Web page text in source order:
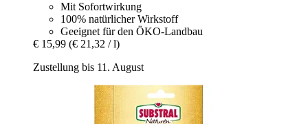
Mit Sofortwirkung
100% natürlicher Wirkstoff
Geeignet für den ÖKO-Landbau
€ 15,99 (€ 21,32 / l)
Zustellung bis 11. August